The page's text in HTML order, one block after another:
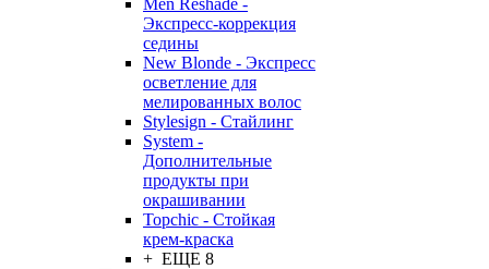
Men Reshade -
Экспресс-коррекция
седины
New Blonde - Экспресс
осветление для
мелированных волос
Stylesign - Стайлинг
System -
Дополнительные
продукты при
окрашивании
Topchic - Стойкая
крем-краска
+ ЕЩЕ 8